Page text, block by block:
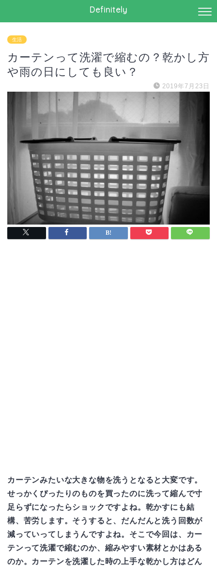
Definitely
生活
カーテンって洗濯で縮むの？乾かし方
や雨の日にしても良い？
2019年7月23日
カーテンみたいな大きな物を洗うとなると大変です。
せっかくぴったりのものを買ったのに洗って縮んで寸
足らずになったらショックですよね。乾かすにも結
構、苦労します。そうすると、だんだんと洗う回数が
減っていってしまうんですよね。そこで今回は、カー
テンって洗濯で縮むのか、縮みやすい素材とかはある
のか。カーテンを洗濯した時の上手な乾かし方はどん